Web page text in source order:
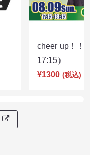
cheer up！
17:15）
¥1300 (税込)